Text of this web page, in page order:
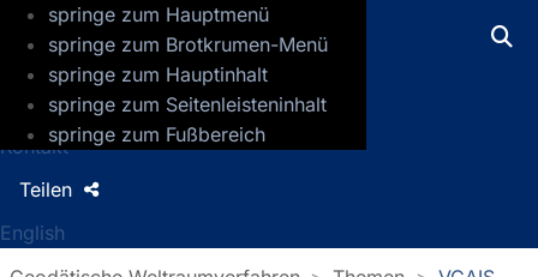
springe zum Hauptmenü
springe zum Brotkrumen-Menü
springe zum Hauptinhalt
springe zum Seitenleisteninhalt
springe zum Fußbereich
GFZ Helmholtz-Zentrum für
Presse
Jobs
Kontakt
English
Teilen